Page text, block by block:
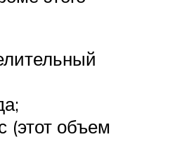
(этот объем